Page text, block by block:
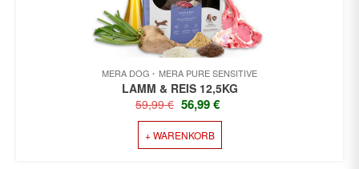
MERA DOG MERA PURE SENSITIVE
LAMM & REIS 12,5KG
59,99€ URSPRÜNGLICHER
PREIS
WAR:
59,99 €
56,99€
+ WARENKORB